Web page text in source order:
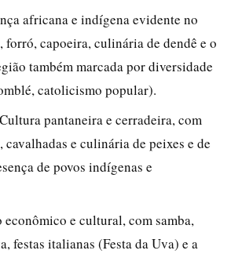
africana e indígena evidente no
forró, capoeira, culinária de dendê e o
também marcada por diversidade
catolicismo popular).
pantaneira e cerradeira, com
cavalhadas e culinária de peixes e de
de povos indígenas e
econômico e cultural, com samba,
festas italianas (Festa da Uva) e a